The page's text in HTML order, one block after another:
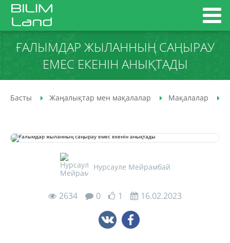
ҒАЛЫМДАР ЖЫЛАННЫҢ САҢЫРАУ
ЕМЕС ЕКЕНІН АНЫҚТАДЫ
Басты Жаңалықтар мен мақалалар Мақалалар
Нурсауле Мейрамбай
2634 0 1 16.02.2023